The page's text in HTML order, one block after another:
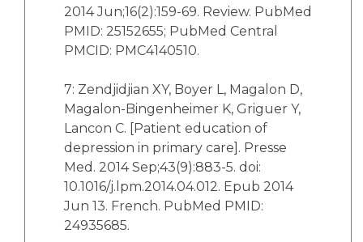
2014 Jun;16(2):159-69. Review. PubMed
PMID: 25152655; PubMed Central
PMCID: PMC4140510.
7: Zendjidjian XY, Boyer L, Magalon D,
Magalon-Bingenheimer K, Griguer Y,
Lancon C. [Patient education of
depression in primary care]. Presse
Med. 2014 Sep;43(9):883-5. doi:
10.1016/j.lpm.2014.04.012. Epub 2014
Jun 13. French. PubMed PMID:
24935685.